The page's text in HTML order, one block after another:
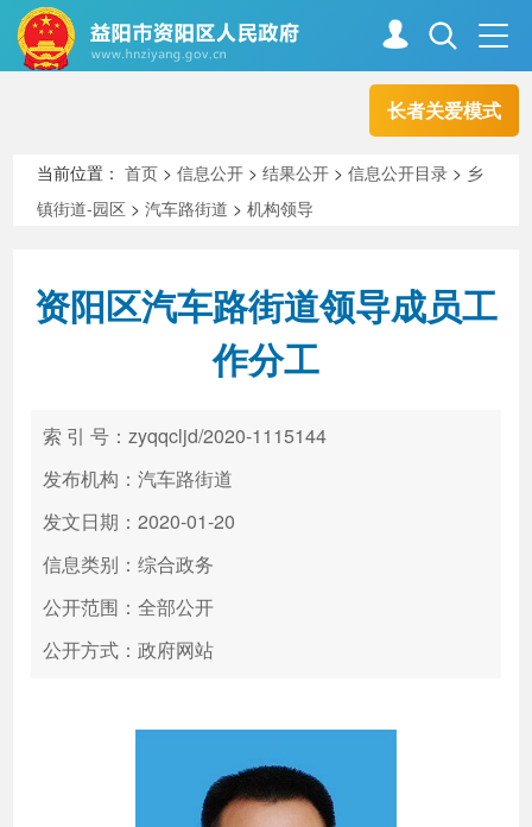
长者关爱模式
走进资阳
新闻中心 解读回应
政务服务
高效办成一件事
当前位置：首页 >信息公开 >结果公开 >信息公开目录 > 乡
镇街道-园区 >汽车路街道 >机构领导
资阳区汽车路街道领导成员工
作分工
索 引 号：zyqqcljd/2020-1115144
发布机构：汽车路街道
发文日期：2020-01-20
信息类别：综合政务
公开范围：全部公开
公开方式：政府网站